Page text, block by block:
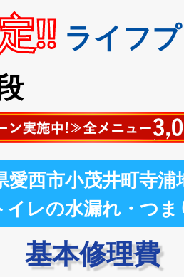
!! ライフ
愛西市小茂井町寺浦
イレの水漏れ・つま
基本修理費